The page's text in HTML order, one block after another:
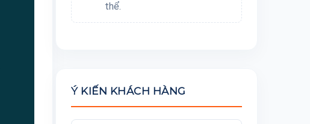
thể.
Ý KIẾN KHÁCH HÀNG